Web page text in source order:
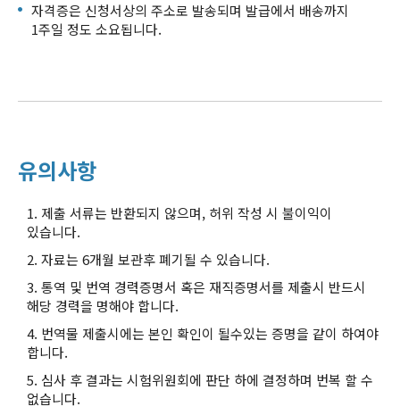
자격증은 신청서상의 주소로 발송되며 발급에서 배송까지
1주일 정도 소요됩니다.
유의사항
1. 제출 서류는 반환되지 않으며, 허위 작성 시 불이익이
있습니다.
2. 자료는 6개월 보관후 폐기될 수 있습니다.
3. 통역 및 번역 경력증명서 혹은 재직증명서를 제출시 반드시
해당 경력을 명해야 합니다.
4. 번역물 제출시에는 본인 확인이 될수있는 증명을 같이 하여야
합니다.
5. 심사 후 결과는 시험위원회에 판단 하에 결정하며 번복 할 수
없습니다.